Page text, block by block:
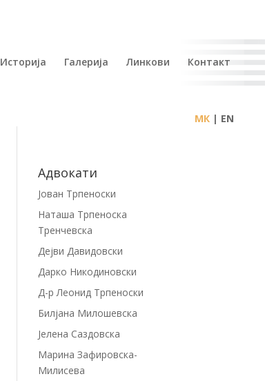
Историја Галерија Линкови Контакт
| EN
Адвокати
Јован Трпеноски
Наташа Трпеноска
Тренчевска
Дејви Давидовски
Дарко Никодиновски
Д-р Леонид Трпеноски
Билјана Милошевска
Јелена Саздовска
Марина Зафировска-
Милисева